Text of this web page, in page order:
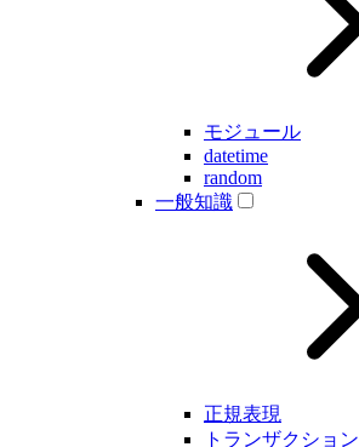
モジュール
datetime
random
一般知識
正規表現
トランザクション